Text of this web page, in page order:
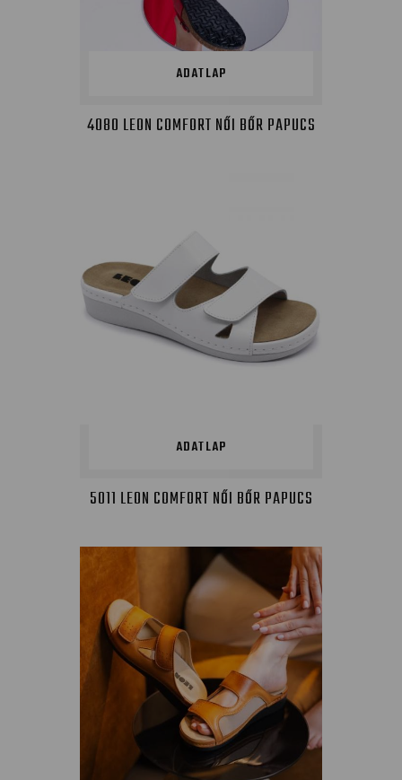
ADATLAP
4080 LEON COMFORT NŐI BŐR PAPUCS
ADATLAP
5011 LEON COMFORT NŐI BŐR PAPUCS